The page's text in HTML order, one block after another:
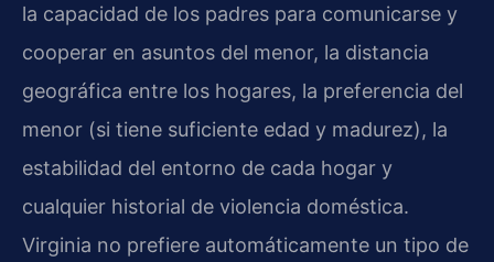
la capacidad de los padres para comunicarse y
cooperar en asuntos del menor, la distancia
geográfica entre los hogares, la preferencia del
menor (si tiene suficiente edad y madurez), la
estabilidad del entorno de cada hogar y
cualquier historial de violencia doméstica.
Virginia no prefiere automáticamente un tipo de